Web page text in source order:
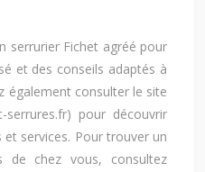
serrurier Fichet agréé pour
et des conseils adaptés à
également consulter le site
pour découvrir
et services. Pour trouver un
de chez vous, consultez